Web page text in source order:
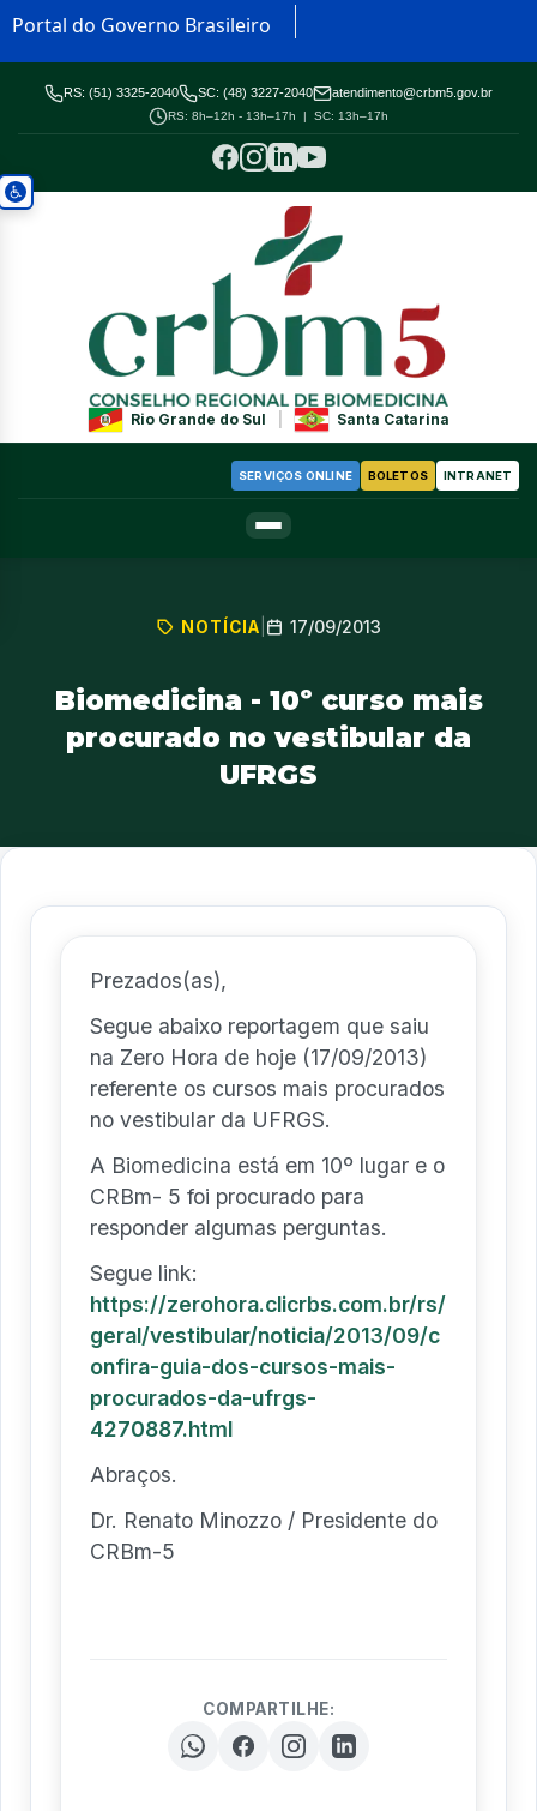
Portal do Governo Brasileiro
RS: (51) 3325-2040 SC: (48) 3227-2040 atendimento@crbm5.gov.br
RS: 8h–12h - 13h–17h | SC: 13h–17h
Rio Grande do Sul Santa Catarina
SERVIÇOS ONLINE BOLETOS INTRANET
NOTÍCIA 17/09/2013
Biomedicina - 10º curso mais
procurado no vestibular da
UFRGS
Prezados(as),
Segue abaixo reportagem que saiu
na Zero Hora de hoje (17/09/2013)
referente os cursos mais procurados
no vestibular da UFRGS.
A Biomedicina está em 10º lugar e o
CRBm- 5 foi procurado para
responder algumas perguntas.
Segue link:
https://zerohora.clicrbs.com.br/rs/
geral/vestibular/noticia/2013/09/c
onfira-guia-dos-cursos-mais-
procurados-da-ufrgs-
4270887.html
Abraços.
Dr. Renato Minozzo / Presidente do
CRBm-5
COMPARTILHE: